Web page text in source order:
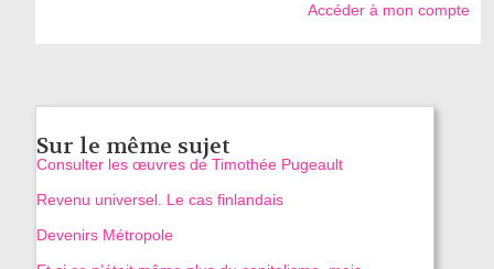
Accéder à mon compte
Sur le même sujet
Consulter les œuvres de Timothée Pugeault
Revenu universel. Le cas finlandais
Devenirs Métropole